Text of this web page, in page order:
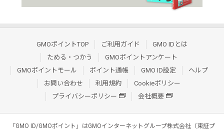
GMOポイントTOP ご利用ガイド
GMO IDとは
ためる・つかう
GMOポイントアンケート
GMOポイントモール
ポイント通帳 GMO ID設定
ヘルプ
お問い合わせ
利用規約
Cookieポリシー
プライバシーポリシー
会社概要
「GMO ID/GMOポイント」はGMOインターネットグループ株式会社（東証プ